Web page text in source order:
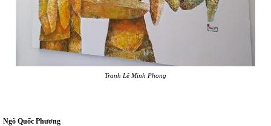
Tranh Lê Minh Phong
Ngô Quốc Phương